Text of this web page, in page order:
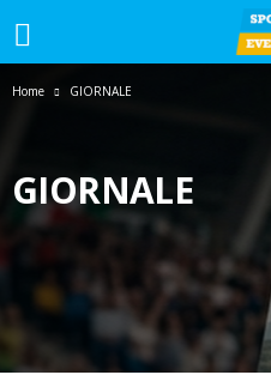
Home GIORNALE
GIORNALE
CALCIO FEMMINILE
LA VOCE DEL MERCOLEDI
NEWS
SERIE C
SERIE D SPAZIO TIFOSI